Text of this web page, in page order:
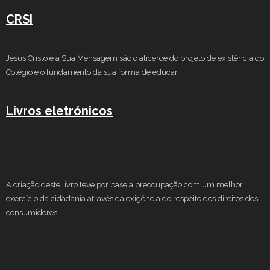
CRSI
Jesus Cristo e a Sua Mensagem são o alicerce do projeto de existência do
Colégio e o fundamento da sua forma de educar.
Livros eletrónicos
A criação deste livro teve por base a preocupação com um melhor
exercício da cidadania através da exigência do respeito dos direitos dos
consumidores.